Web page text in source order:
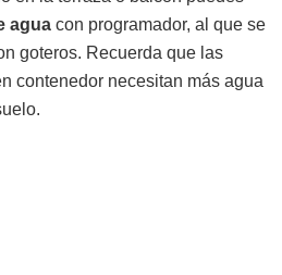
agua con programador, al que se
goteros. Recuerda que las
contenedor necesitan más agua